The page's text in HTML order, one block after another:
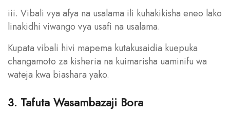
iii. Vibali vya afya na usalama ili kuhakikisha eneo lako
linakidhi viwango vya usafi na usalama.
Kupata vibali hivi mapema kutakusaidia kuepuka
changamoto za kisheria na kuimarisha uaminifu wa
wateja kwa biashara yako.
3. Tafuta Wasambazaji Bora